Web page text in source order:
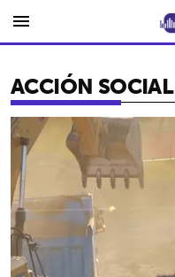
menu
ACCIÓN SOCIAL